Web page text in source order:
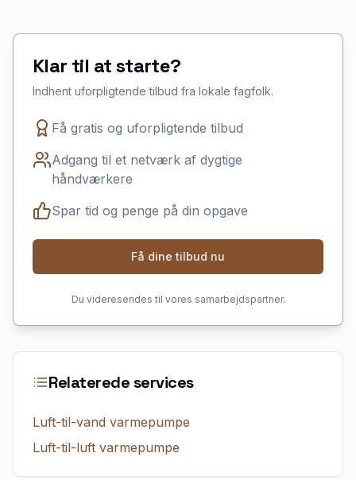
Klar til at starte?
Indhent uforpligtende tilbud fra lokale fagfolk.
Få gratis og uforpligtende tilbud
Adgang til et netværk af dygtige
håndværkere
Spar tid og penge på din opgave
Få dine tilbud nu
Du videresendes til vores samarbejdspartner.
Relaterede services
Luft-til-vand varmepumpe
Luft-til-luft varmepumpe